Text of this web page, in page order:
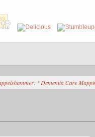
“Dementia Care